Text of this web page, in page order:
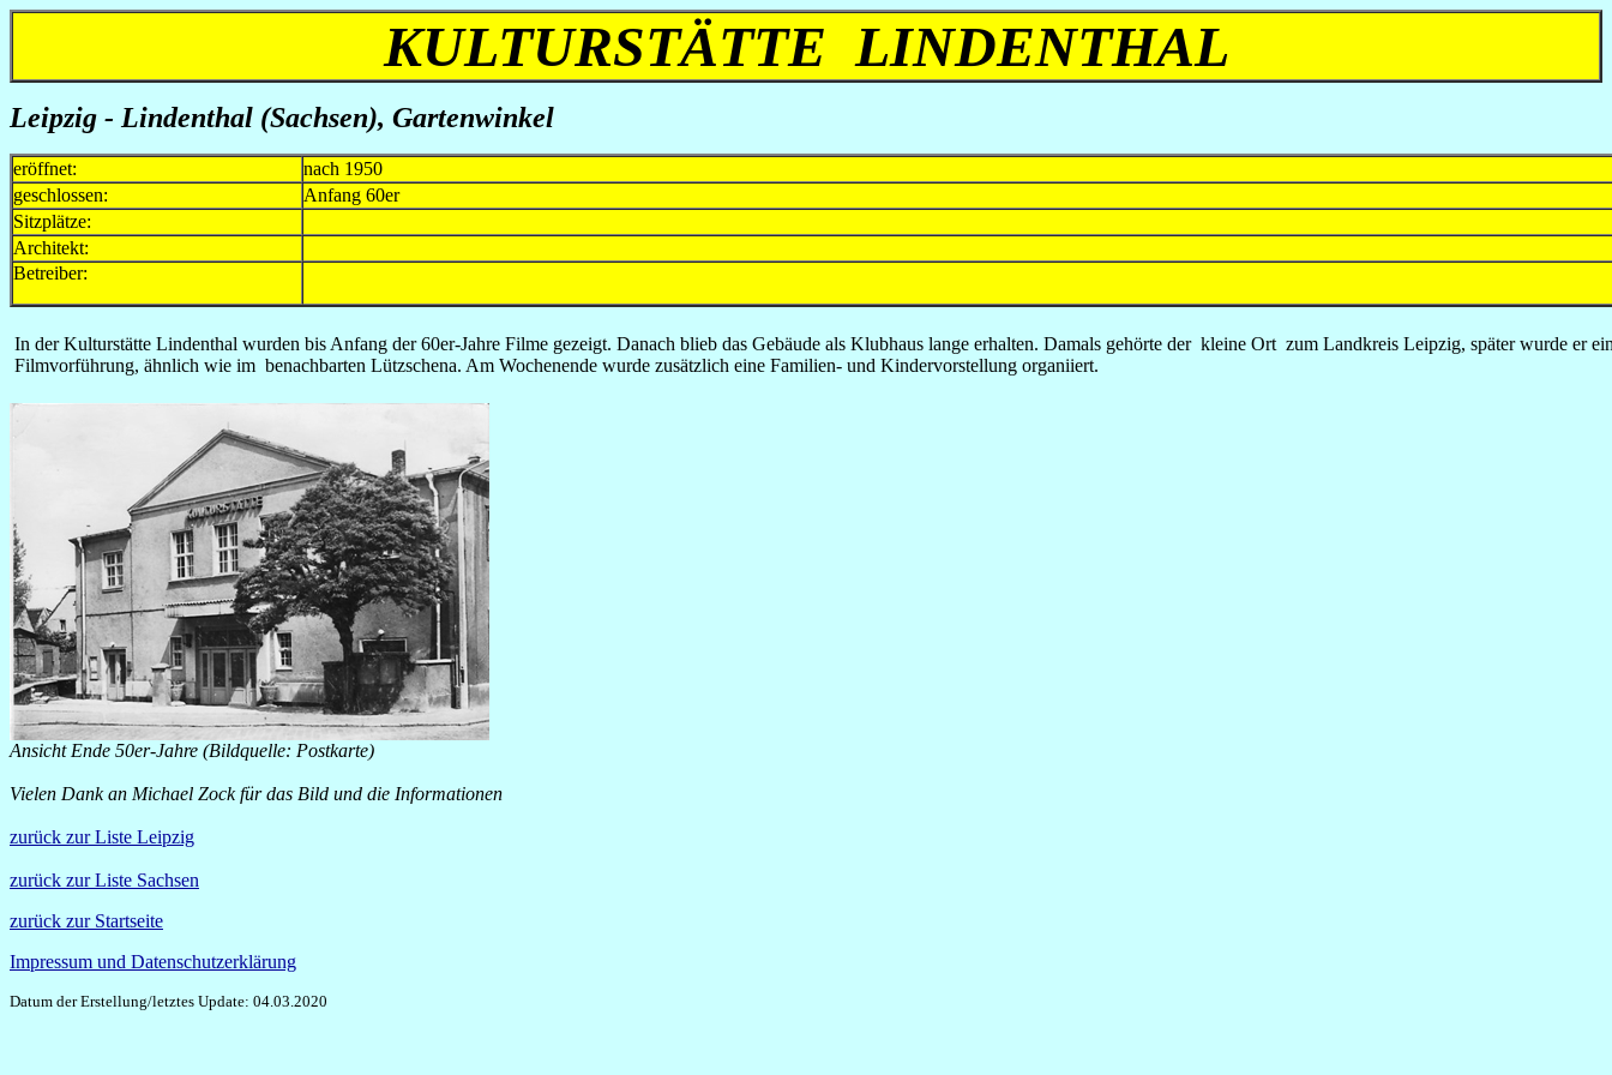
KULTURSTÄTTE LINDENTHAL
Leipzig - Lindenthal (Sachsen), Gartenwinkel
eröffnet:
nach 1950
geschlossen:
Anfang 60er
Sitzplätze:
Architekt:
Betreiber:
In der Kulturstätte Lindenthal wurden bis Anfang der 60er-Jahre Filme gezeigt. Danach blieb das Gebäude als Klubhaus lange erhalten. Damals gehörte der kleine Ort zum Landkreis Leipzig, später wurde er
Filmvorführung, ähnlich wie im benachbarten Lützschena. Am Wochenende wurde zusätzlich eine Familien- und Kindervorstellung organiiert.
Ansicht Ende 50er-Jahre (Bildquelle: Postkarte)
Vielen Dank an Michael Zock für das Bild und die Informationen
zurück zur Liste Leipzig
zurück zur Liste Sachsen
zurück zur Startseite
Impressum und Datenschutzerklärung
Datum der Erstellung/letztes Update: 04.03.2020